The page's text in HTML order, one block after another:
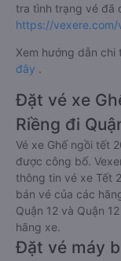
tra tình trạng vé đã
https://
Xem hướng dẫn chi
đây .
Đặt vé xe
Riềng đi
Vé xe Ghế ngồi tết
được công bố.
thông tin vé xe Tết
bán vé của các
Quận 12 và Quận
hãng xe.
Đặt vé máy